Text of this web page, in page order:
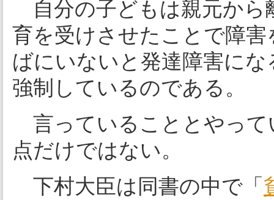
自分の子どもは親元から
育を受けさせたことで障
ばにいないと発達障害に
強制しているのである。
言っていることとやって
点だけではない。
下村大臣は同書の中で「